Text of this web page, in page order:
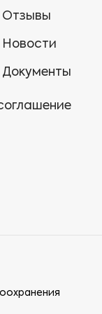
Отзывы
Новости
Документы